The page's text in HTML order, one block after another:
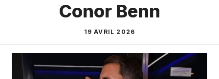
Conor Benn
19 AVRIL 2026